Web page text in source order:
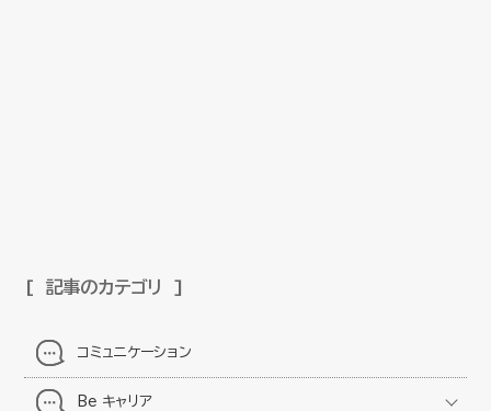
記事のカテゴリ
コミュニケーション
Be キャリア